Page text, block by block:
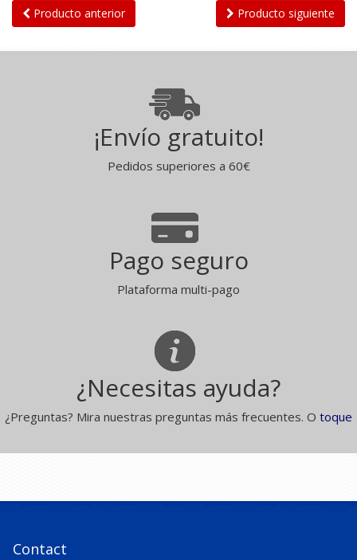
Producto anterior Producto siguiente
¡Envío gratuito!
Pedidos superiores a 60€
Pago seguro
Plataforma multi-pago
¿Necesitas ayuda?
¿Preguntas? Mira nuestras preguntas más frecuentes. O toque
Contact